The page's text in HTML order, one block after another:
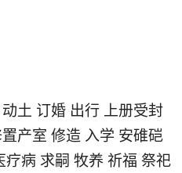
土 订婚 出行 上册受封
产室 修造 入学 安碓硙
病 求嗣 牧养 祈福 祭祀